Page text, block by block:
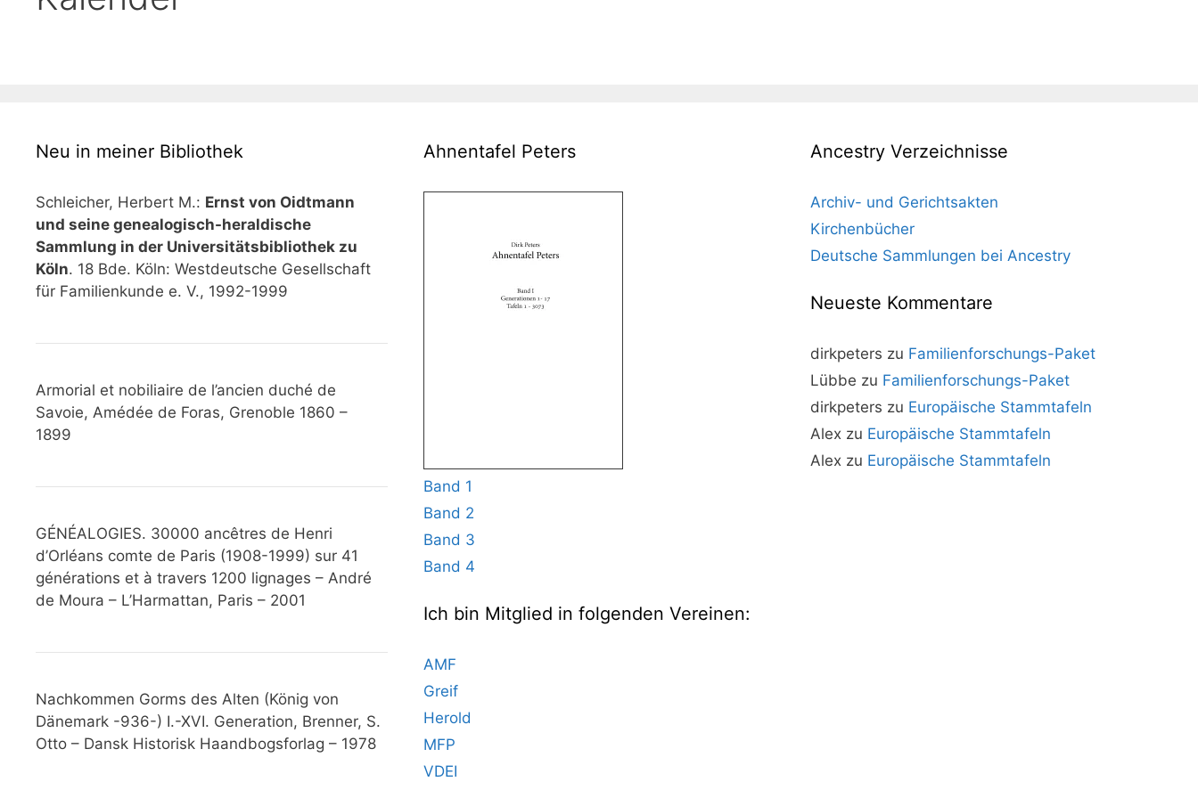
Neu in meiner Bibliothek
Schleicher, Herbert M.: Ernst von Oidtmann
und seine genealogisch-heraldische
Sammlung in der Universitätsbibliothek zu
Köln. 18 Bde. Köln: Westdeutsche Gesellschaft
für Familienkunde e. V., 1992-1999
Armorial et nobiliaire de l’ancien duché de
Savoie, Amédée de Foras, Grenoble 1860 –
1899
GÉNÉALOGIES. 30000 ancêtres de Henri
d’Orléans comte de Paris (1908-1999) sur 41
générations et à travers 1200 lignages – André
de Moura – L’Harmattan, Paris – 2001
Nachkommen Gorms des Alten (König von
Dänemark -936-) I.-XVI. Generation, Brenner, S.
Otto – Dansk Historisk Haandbogsforlag – 1978
Ahnentafel Peters
Band 1
Band 2
Band 3
Band 4
Ich bin Mitglied in folgenden Vereinen:
AMF
Greif
Herold
MFP
VDEI
Ancestry Verzeichnisse
Archiv- und Gerichtsakten
Kirchenbücher
Deutsche Sammlungen bei Ancestry
Neueste Kommentare
dirkpeters zu Familienforschungs-Paket
Lübbe zu Familienforschungs-Paket
dirkpeters zu Europäische Stammtafeln
Alex zu Europäische Stammtafeln
Alex zu Europäische Stammtafeln